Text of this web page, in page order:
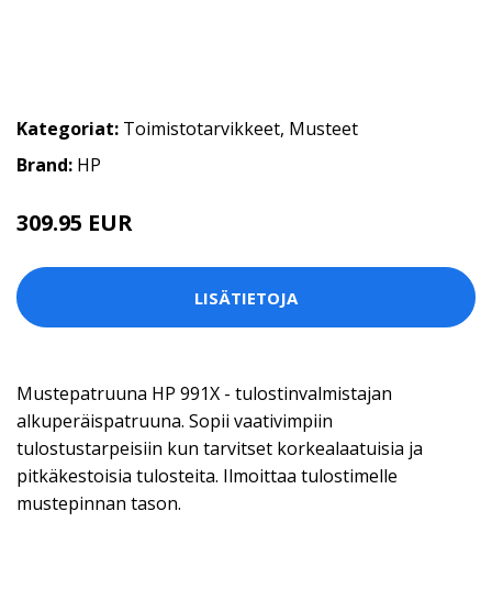
Kategoriat: Toimistotarvikkeet, Musteet
Brand: HP
309.95 EUR
LISÄTIETOJA
Mustepatruuna HP 991X - tulostinvalmistajan
alkuperäispatruuna. Sopii vaativimpiin
tulostustarpeisiin kun tarvitset korkealaatuisia ja
pitkäkestoisia tulosteita. Ilmoittaa tulostimelle
mustepinnan tason.